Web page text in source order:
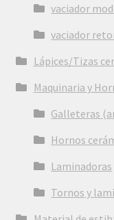
vaciador
vaciador
Lápices/Tizas
Maquinaria y
Galleteras
Hornos
Laminadoras
Tornos y